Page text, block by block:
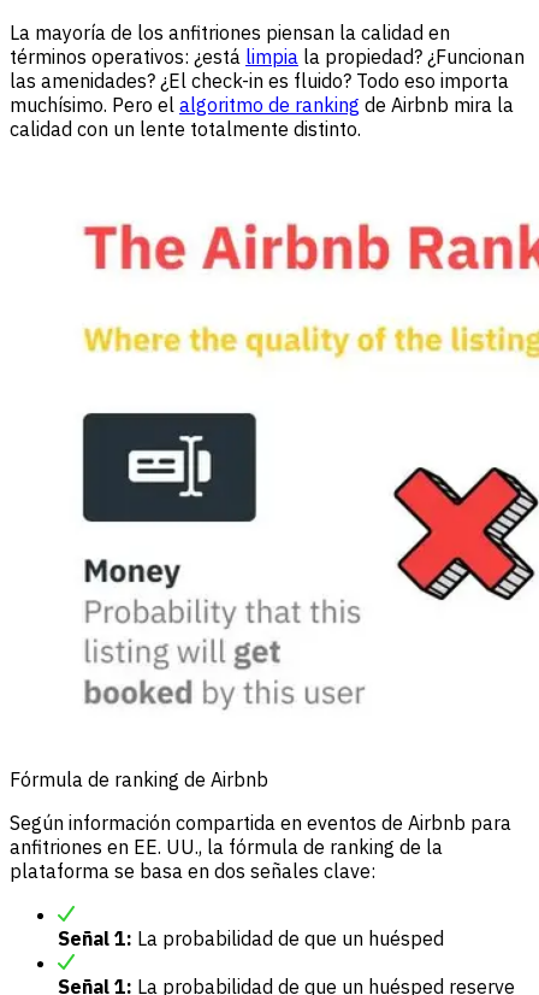
La mayoría de los anfitriones piensan la calidad en
términos operativos: ¿está limpia la propiedad? ¿Funcionan
las amenidades? ¿El check-in es fluido? Todo eso importa
muchísimo. Pero el algoritmo de ranking de Airbnb mira la
calidad con un lente totalmente distinto.
Fórmula de ranking de Airbnb
Según información compartida en eventos de Airbnb para
anfitriones en EE. UU., la fórmula de ranking de la
plataforma se basa en dos señales clave:
Señal 1: La probabilidad de que un huésped
Señal 1: La probabilidad de que un huésped reserve